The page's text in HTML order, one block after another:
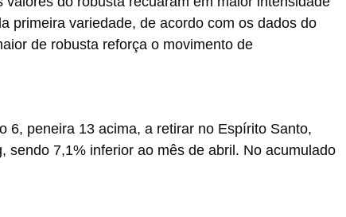
primeira variedade, de acordo com os dados do
de robusta reforça o movimento de
6, peneira 13 acima, a retirar no Espírito Santo,
7,1% inferior ao mês de abril. No acumulado